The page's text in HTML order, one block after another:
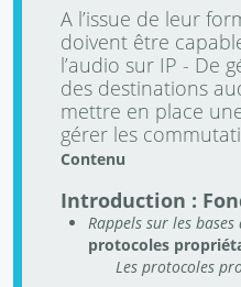
A l’issue de leur
doivent être
l’audio sur IP - De
des destinations
mettre en place
gérer les
Contenu
Introduction :
Rappels sur les bases
protocoles
Les protocoles